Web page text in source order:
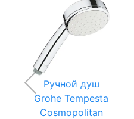
Ручной душ
Grohe Tempesta
Cosmopolitan